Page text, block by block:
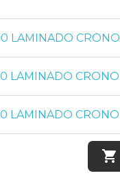
LAMINADO CRONO
LAMINADO CRONO
LAMINADO CRONO
